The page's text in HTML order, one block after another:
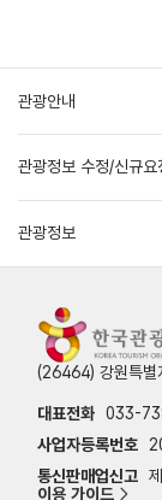
관광안내
관광정보 수정/신규요
관광정보
(26464) 강원특별
대표전화 033-
사업자등록번호
통신판매업신고
이용 가이드